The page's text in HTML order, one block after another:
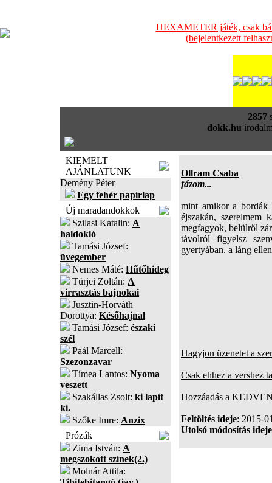
HEXAMETER játék, csak
(bejelentkezett
2857
dokk.hu
KIEMELT
AJÁNLATUNK
Demény Péter
Egy fehér papírlap
Új maradandokkok
Szilasi Katalin: A
haldokló
Tamási József:
üvegember
Nemes Máté: Hűtőhideg
Türjei Zoltán: A
virrasztás bajnokai
Jusztin-Horváth
Dorottya: Későhajnal
Tamási József: északi
szél
Paál Marcell:
Szezonzavar
Tímea Lantos: Nyoma
veszett
Szakállas Zsolt: ki lapít
ki.
Szőke Imre: Anzix
Prózák
Zima István: A
megszokott színek(2.)
Molnár Attila:
Ollram Csaba
fázom...
mint amikor a bordák
éjszakán, szerelmem
megfagyok, belülről
távolról figyelsz
gyertyában. a láng
Hagyjon üzenetet a
Csak ehhez a vershez
Hozzáadás a
Feltöltés ideje: 2015-
Utolsó módosítás ideje